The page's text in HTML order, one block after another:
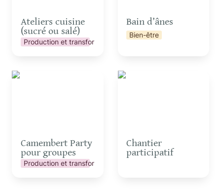
Ateliers cuisine
(sucré ou salé)
Production et transformation
Bain d’ânes
Bien-être
Camembert Party pour
Camembert Party
pour groupes
Production et transformation
Chantier participatif
Chantier
participatif